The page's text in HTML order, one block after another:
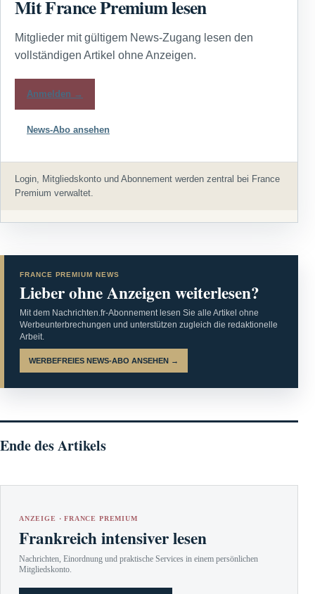
Mit France Premium lesen
Mitglieder mit gültigem News-Zugang lesen den
vollständigen Artikel ohne Anzeigen.
Anmelden →
News-Abo ansehen
Login, Mitgliedskonto und Abonnement werden zentral bei France
Premium verwaltet.
FRANCE PREMIUM NEWS
Lieber ohne Anzeigen weiterlesen?
Mit dem Nachrichten.fr-Abonnement lesen Sie alle Artikel ohne
Werbeunterbrechungen und unterstützen zugleich die redaktionelle
Arbeit.
WERBEFREIES NEWS-ABO ANSEHEN →
Ende des Artikels
ANZEIGE · FRANCE PREMIUM
Frankreich intensiver lesen
Nachrichten, Einordnung und praktische Services in einem persönlichen
Mitgliedskonto.